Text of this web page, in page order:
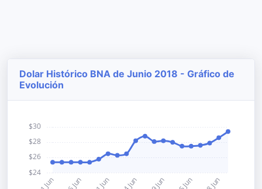
Dolar Histórico BNA de Junio 2018 - Gráfico de
Evolución